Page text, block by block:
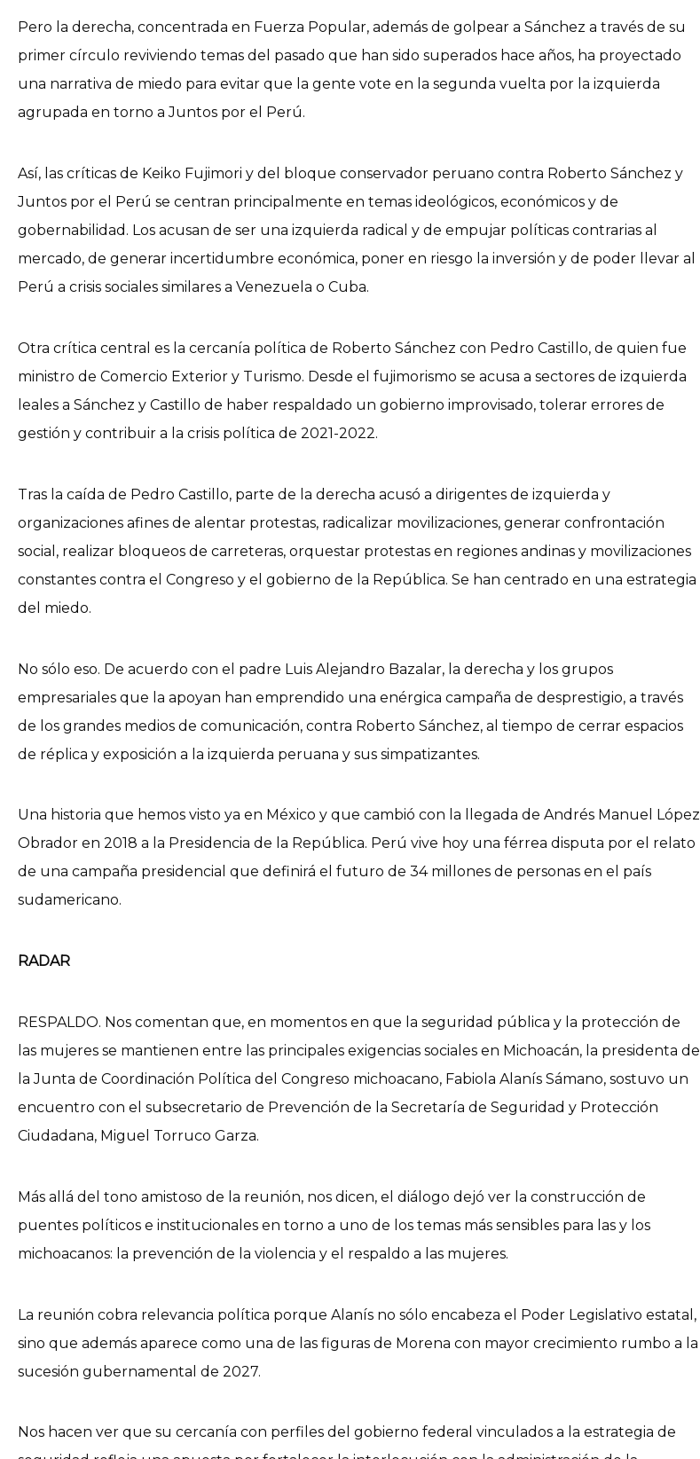
Pero la derecha, concentrada en Fuerza Popular, además de golpear a Sánchez a través de su
primer círculo reviviendo temas del pasado que han sido superados hace años, ha proyectado
una narrativa de miedo para evitar que la gente vote en la segunda vuelta por la izquierda
agrupada en torno a Juntos por el Perú.
Así, las críticas de Keiko Fujimori y del bloque conservador peruano contra Roberto Sánchez y
Juntos por el Perú se centran principalmente en temas ideológicos, económicos y de
gobernabilidad. Los acusan de ser una izquierda radical y de empujar políticas contrarias al
mercado, de generar incertidumbre económica, poner en riesgo la inversión y de poder llevar al
Perú a crisis sociales similares a Venezuela o Cuba.
Otra crítica central es la cercanía política de Roberto Sánchez con Pedro Castillo, de quien fue
ministro de Comercio Exterior y Turismo. Desde el fujimorismo se acusa a sectores de izquierda
leales a Sánchez y Castillo de haber respaldado un gobierno improvisado, tolerar errores de
gestión y contribuir a la crisis política de 2021-2022.
Tras la caída de Pedro Castillo, parte de la derecha acusó a dirigentes de izquierda y
organizaciones afines de alentar protestas, radicalizar movilizaciones, generar confrontación
social, realizar bloqueos de carreteras, orquestar protestas en regiones andinas y movilizaciones
constantes contra el Congreso y el gobierno de la República. Se han centrado en una estrategia
del miedo.
No sólo eso. De acuerdo con el padre Luis Alejandro Bazalar, la derecha y los grupos
empresariales que la apoyan han emprendido una enérgica campaña de desprestigio, a través
de los grandes medios de comunicación, contra Roberto Sánchez, al tiempo de cerrar espacios
de réplica y exposición a la izquierda peruana y sus simpatizantes.
Una historia que hemos visto ya en México y que cambió con la llegada de Andrés Manuel López
Obrador en 2018 a la Presidencia de la República. Perú vive hoy una férrea disputa por el relato
de una campaña presidencial que definirá el futuro de 34 millones de personas en el país
sudamericano.
RADAR
RESPALDO. Nos comentan que, en momentos en que la seguridad pública y la protección de
las mujeres se mantienen entre las principales exigencias sociales en Michoacán, la presidenta de
la Junta de Coordinación Política del Congreso michoacano, Fabiola Alanís Sámano, sostuvo un
encuentro con el subsecretario de Prevención de la Secretaría de Seguridad y Protección
Ciudadana, Miguel Torruco Garza.
Más allá del tono amistoso de la reunión, nos dicen, el diálogo dejó ver la construcción de
puentes políticos e institucionales en torno a uno de los temas más sensibles para las y los
michoacanos: la prevención de la violencia y el respaldo a las mujeres.
La reunión cobra relevancia política porque Alanís no sólo encabeza el Poder Legislativo estatal,
sino que además aparece como una de las figuras de Morena con mayor crecimiento rumbo a la
sucesión gubernamental de 2027.
Nos hacen ver que su cercanía con perfiles del gobierno federal vinculados a la estrategia de